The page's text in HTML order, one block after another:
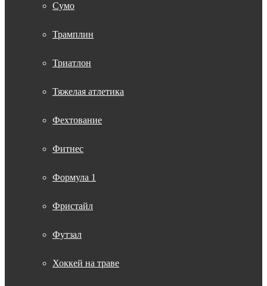
Сумо
Трамплин
Триатлон
Тяжелая атлетика
Фехтование
Фитнес
Формула 1
Фристайл
Футзал
Хоккей на траве